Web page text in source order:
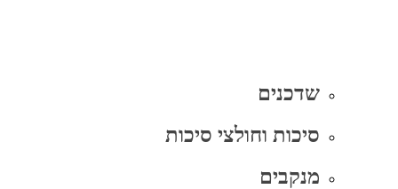
שדכנים
סיכות וחולצי סיכות
מנקבים